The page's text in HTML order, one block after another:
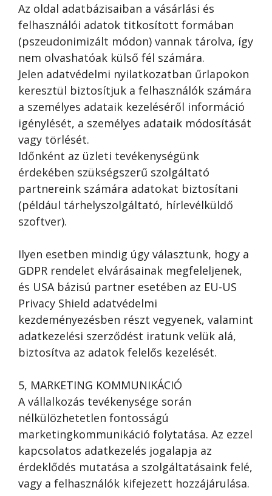
Az oldal adatbázisaiban a vásárlási és
felhasználói adatok titkosított formában
(pszeudonimizált módon) vannak tárolva, így
nem olvashatóak külső fél számára.
Jelen adatvédelmi nyilatkozatban űrlapokon
keresztül biztosítjuk a felhasználók számára
a személyes adataik kezeléséről információ
igénylését, a személyes adataik módosítását
vagy törlését.
Időnként az üzleti tevékenységünk
érdekében szükségszerű szolgáltató
partnereink számára adatokat biztosítani
(például tárhelyszolgáltató, hírlevélküldő
szoftver).
Ilyen esetben mindig úgy választunk, hogy a
GDPR rendelet elvárásainak megfeleljenek,
és USA bázisú partner esetében az EU-US
Privacy Shield adatvédelmi
kezdeményezésben részt vegyenek, valamint
adatkezelési szerződést iratunk velük alá,
biztosítva az adatok felelős kezelését.
5, MARKETING KOMMUNIKÁCIÓ
A vállalkozás tevékenysége során
nélkülözhetetlen fontosságú
marketingkommunikáció folytatása. Az ezzel
kapcsolatos adatkezelés jogalapja az
érdeklődés mutatása a szolgáltatásaink felé,
vagy a felhasználók kifejezett hozzájárulása.